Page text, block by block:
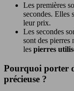
Les premières
secondes. Elles
leur prix.
Les secondes
sont des pierres
les pierres
Pourquoi porter
précieuse ?